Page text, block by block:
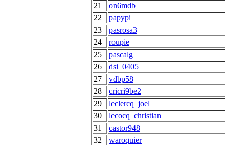
21
on6mdb
22
papypi
23
pasrosa3
24
roupie
25
pascalg
26
dsi_0405
27
vdbp58
28
cricri9be2
29
leclercq_joel
30
lecocq_christian
31
castor948
32
waroquier